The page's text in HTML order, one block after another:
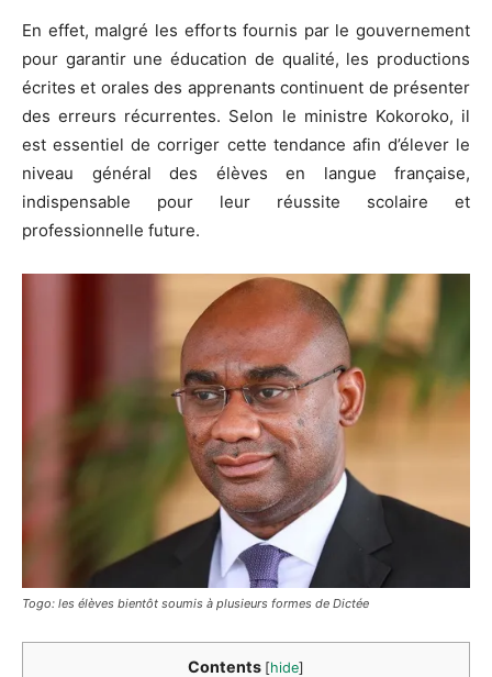
En effet, malgré les efforts fournis par le gouvernement
pour garantir une éducation de qualité, les productions
écrites et orales des apprenants continuent de présenter
des erreurs récurrentes. Selon le ministre Kokoroko, il
est essentiel de corriger cette tendance afin d’élever le
niveau général des élèves en langue française,
indispensable pour leur réussite scolaire et
professionnelle future.
Togo: les élèves bientôt soumis à plusieurs formes de Dictée
Contents [hide]